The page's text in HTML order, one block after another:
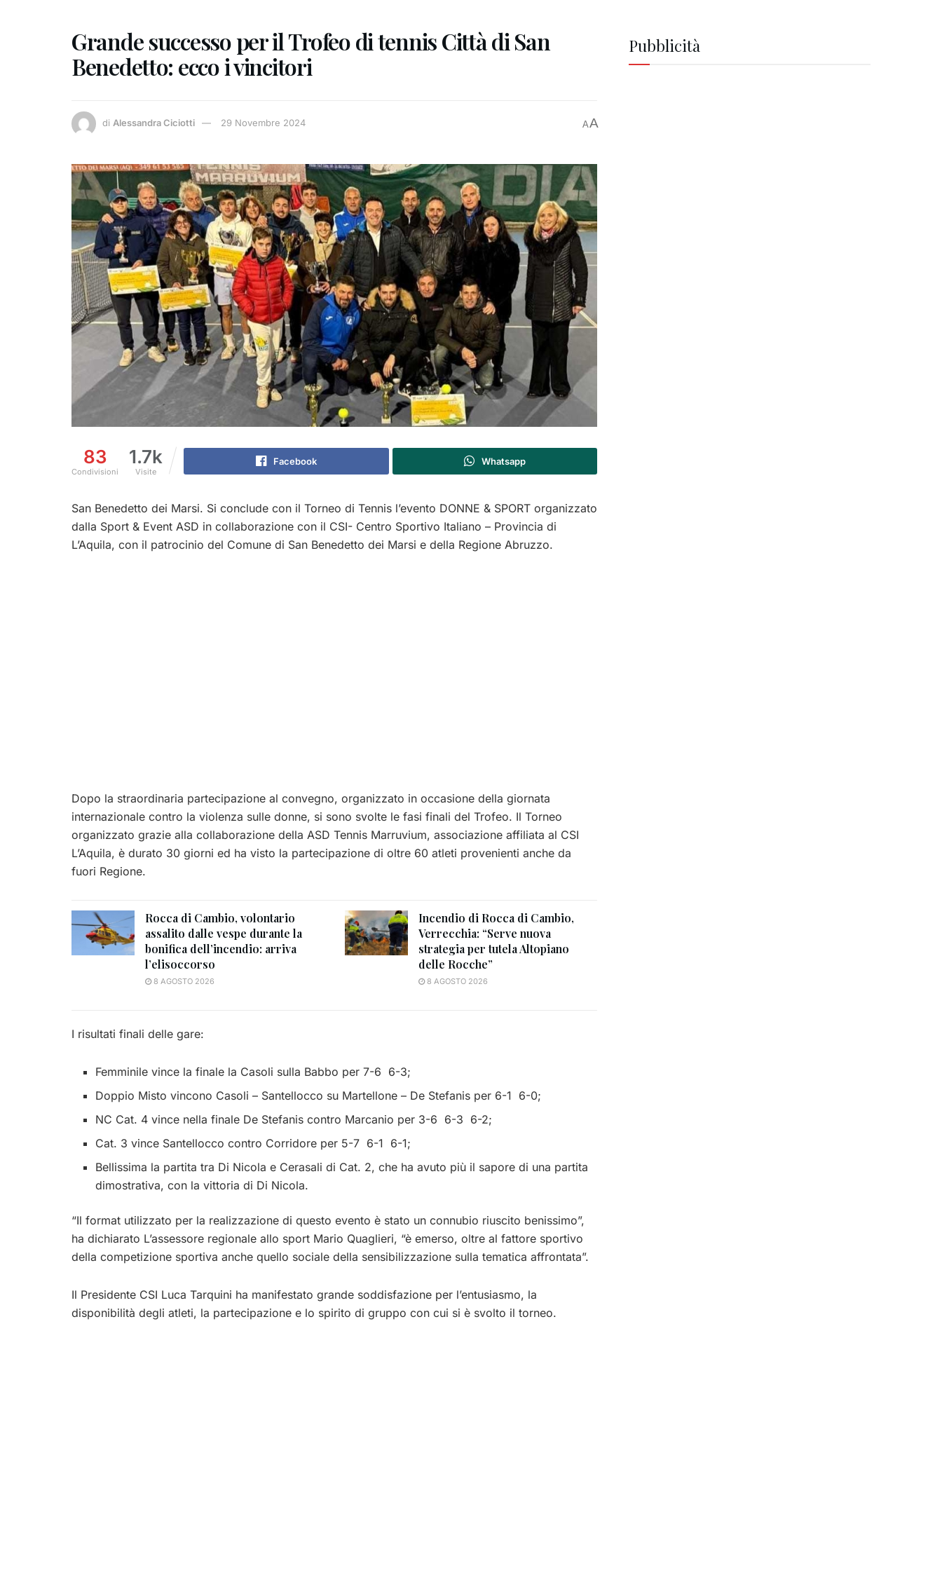
Grande successo per il Trofeo di tennis Città di San
Benedetto: ecco i vincitori
di Alessandra Ciciotti 29 Novembre 2024 AA
83
Condivisioni
1.7k
Visite
Facebook Whatsapp
San Benedetto dei Marsi. Si conclude con il Torneo di Tennis l’evento DONNE & SPORT organizzato
dalla Sport & Event ASD in collaborazione con il CSI- Centro Sportivo Italiano – Provincia di
L’Aquila, con il patrocinio del Comune di San Benedetto dei Marsi e della Regione Abruzzo.
Dopo la straordinaria partecipazione al convegno, organizzato in occasione della giornata
internazionale contro la violenza sulle donne, si sono svolte le fasi finali del Trofeo. Il Torneo
organizzato grazie alla collaborazione della ASD Tennis Marruvium, associazione affiliata al CSI
L’Aquila, è durato 30 giorni ed ha visto la partecipazione di oltre 60 atleti provenienti anche da
fuori Regione.
Rocca di Cambio, volontario
assalito dalle vespe durante la
bonifica dell’incendio: arriva
l’elisoccorso
8 AGOSTO 2026
Incendio di Rocca di Cambio,
Verrecchia: “Serve nuova
strategia per tutela Altopiano
delle Rocche”
8 AGOSTO 2026
I risultati finali delle gare:
Femminile vince la finale la Casoli sulla Babbo per 7-6 6-3;
Doppio Misto vincono Casoli – Santellocco su Martellone – De Stefanis per 6-1 6-0;
NC Cat. 4 vince nella finale De Stefanis contro Marcanio per 3-6 6-3 6-2;
Cat. 3 vince Santellocco contro Corridore per 5-7 6-1 6-1;
Bellissima la partita tra Di Nicola e Cerasali di Cat. 2, che ha avuto più il sapore di una partita
dimostrativa, con la vittoria di Di Nicola.
“Il format utilizzato per la realizzazione di questo evento è stato un connubio riuscito benissimo”,
ha dichiarato L’assessore regionale allo sport Mario Quaglieri, “è emerso, oltre al fattore sportivo
della competizione sportiva anche quello sociale della sensibilizzazione sulla tematica affrontata”.
Il Presidente CSI Luca Tarquini ha manifestato grande soddisfazione per l’entusiasmo, la
disponibilità degli atleti, la partecipazione e lo spirito di gruppo con cui si è svolto il torneo.
Pubblicità